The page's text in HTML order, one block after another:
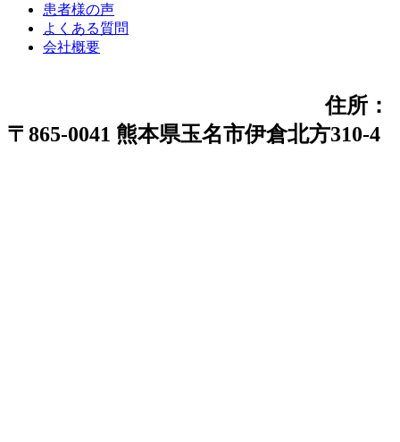
患者様の声
よくある質問
会社概要
住所：
〒865-0041 熊本県玉名市伊倉北方310-4